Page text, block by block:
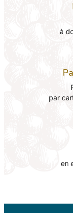
à
par
en